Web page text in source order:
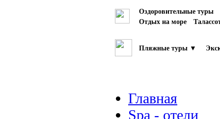
Оздоровительные туры
Отдых на море
Пляжные туры ▼
Главная
Spa - отели